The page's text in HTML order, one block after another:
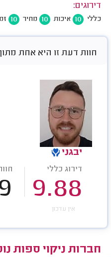
דירוגים:
כללי 10 איכות 10 מחיר 10
חוות דעת זו היא אחת מתוך 899 על עסק
יבגני
דירוג כללי
9.88
אין עדכון
חברות ניקוי ספות